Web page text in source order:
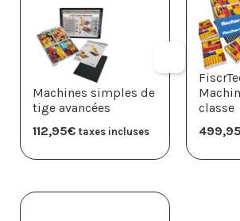
Machines simples de
tige avancées
112,95€ taxes incluses
classe
499,95